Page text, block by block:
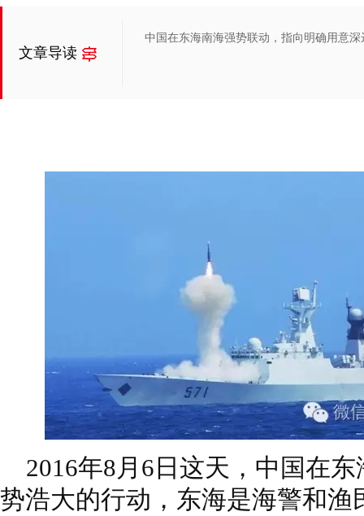
文章导读
中国在东海南海强势联动，指向明确用意深
2016年8月6日这天，中国在
势浩大的行动，东海是海警和